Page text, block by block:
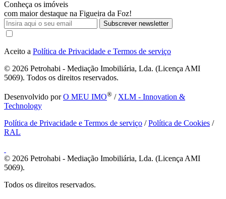
Conheça os imóveis
com maior destaque na Figueira da Foz!
Subscrever newsletter
Aceito a Política de Privacidade e Termos de serviço
© 2026 Petrohabi - Mediação Imobiliária, Lda. (Licença AMI
5069). Todos os direitos reservados.
Desenvolvido porO MEU IMO® / XLM - Innovation &
Technology
Política de Privacidade e Termos de serviço /Política de Cookies /
RAL
© 2026 Petrohabi - Mediação Imobiliária, Lda. (Licença AMI
5069).
Todos os direitos reservados.